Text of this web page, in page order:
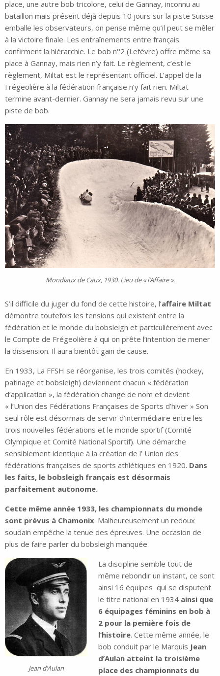
place, une autre bob tricolore, celui de Gannay, inconnu au
bataillon mais présent déjà depuis 10 jours sur la piste Suisse
emballe les observateurs, on pense même qu’il peut se mêler
à la victoire finale. Les entraînements entre français
confirment la hiérarchie. Le bob n°2 (Lefèvre) offre même sa
place à Gannay, mais rien n’y fait. Le règlement, c’est le
règlement, Miltat est le représentant officiel. L’appel de la
Frégeolière à la fédération française n’y fait rien. Miltat
termine avant-dernier. Gannay ne sera jamais revu sur une
piste de bob.
Mondiaux de Caux, 1930. Lieu de « l’Affaire ».
S’il difficile du juger du fond de cette histoire, l’affaire Miltat
démontre toutefois les tensions qui existent entre la
fédération et le monde du bobsleigh et particulièrement avec
le Compte de Frégeolière à qui on prête l’intention de mener
la dissension. Il aura bientôt gain de cause.
En 1933, La FFSH se réorganise, les trois comités (hockey,
patinage et bobsleigh) deviennent chacun « fédération
d’application », la fédération change de nom et devient
« l’Union des Fédérations Françaises de Sports d’hiver » Son
seul rôle est désormais de servir d’intermédiaire entre les
trois nouvelles fédérations et le monde sportif (Comité
Olympique et Comité National Sportif). Une démarche
sensiblement identique à la création de l’ Union des
fédérations françaises de sports athlétiques en 1920. Dans
les faits, le bobsleigh français est désormais
parfaitement autonome.
Cette même année 1933, les championnats du monde
sont prévus à Chamonix. Malheureusement un redoux
soudain empêche la tenue des épreuves. Une occasion de
plus de faire parler du bobsleigh manquée.
Jean d’Aulan
La discipline semble tout de
même rebondir un instant, ce sont
ainsi 16 équipes qui se disputent
le titre national en 1934 ainsi que
6 équipages féminins en bob à
2 pour la pemière fois de
l’histoire. Cette même année, le
bob conduit par le Marquis Jean
d’Aulan atteint la troisième
place des championnats du